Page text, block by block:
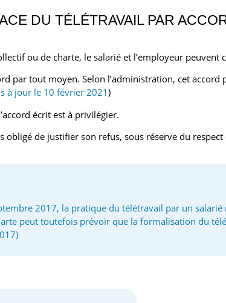
DU TÉLÉTRAVAIL PAR
ou de charte, le salarié et l’employeur
par tout moyen. Selon l’administration, cet
à jour le 10 février 2021)
écrit est à privilégier.
obligé de justifier son refus, sous réserve du
2017, la pratique du télétravail par un
peut toutefois prévoir que la formalisation du
)